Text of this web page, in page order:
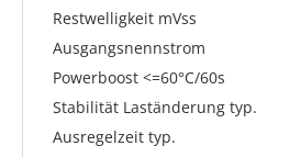
Restwelligkeit mVss
Ausgangsnennstrom
Powerboost <=60°C/60s
Stabilität Laständerung typ.
Ausregelzeit typ.